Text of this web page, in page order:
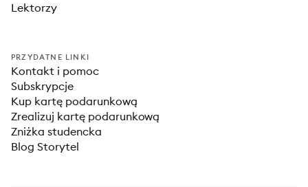
Lektorzy
PRZYDATNE LINKI
Kontakt i pomoc
Subskrypcje
Kup kartę podarunkową
Zrealizuj kartę podarunkową
Zniżka studencka
Blog Storytel